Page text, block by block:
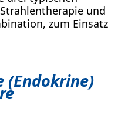
und
zum Einsatz
(Endokrine)